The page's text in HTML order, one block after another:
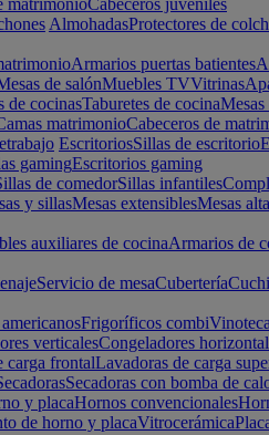
matrimonioCabeceros juveniles
AlmohadasProtectores de
Armarios puertas batientes
de salónMuebles TVVitrinas
de cocinasTaburetes de cocinaMesas
matrimonioCabeceros de
EscritoriosSillas de escritorio
gamingEscritorios gaming
de comedorSillas infantiles
y sillasMesas extensiblesMesas
auxiliares de cocinaArmarios de
Servicio de mesaCubertería
Frigoríficos combi
verticalesCongeladores
carga frontalLavadoras de carga
Secadoras con bomba de
y placaHornos convencionales
de horno y placaVitrocerámica